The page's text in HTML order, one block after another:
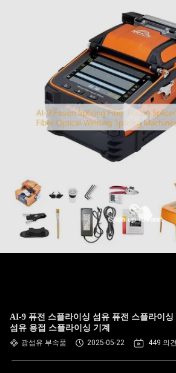
AI-9 퓨전 스플라이싱 섬유 퓨전 스플라이
섬유 용접 스플라이싱 기계
광섬유 부속품 2025-05-22 449 의견